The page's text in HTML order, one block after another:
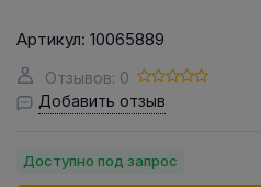
Артикул: 10065889
Отзывов: 0
Добавить отзыв
Доступно под запрос